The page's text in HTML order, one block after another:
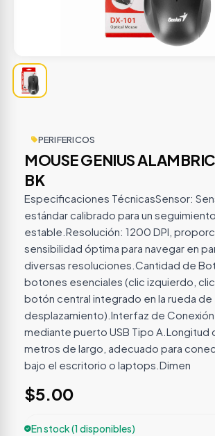
PERIFERICOS
MOUSE GENIUS
BK
Especificaciones TécnicasSensor:
estándar calibrado para un seguimiento
estable.Resolución: 1200 DPI,
sensibilidad óptima para navegar en
diversas resoluciones.Cantidad de
botones esenciales (clic izquierdo,
botón central integrado en la rueda de
desplazamiento).Interfaz de
mediante puerto USB Tipo A.Longitud
metros de largo, adecuado para
bajo el escritorio o laptops.Dimen
$5.00
En stock (1 disponibles)